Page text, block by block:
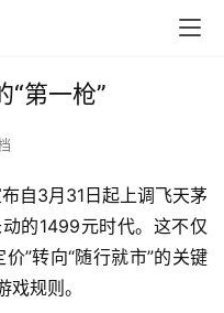
“第一枪”
自3月31日起上调飞天茅
的1499元时代。这不仅
”转向“随行就市”的关键
规则。